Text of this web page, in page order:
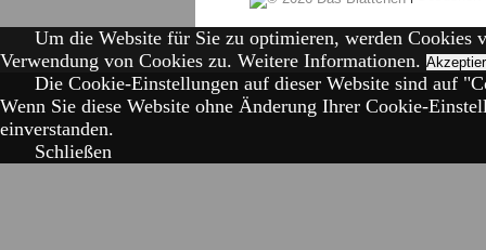
Um die Website für Sie zu optimieren, werden Cookies
Verwendung von Cookies zu. Weitere Informationen.
Die Cookie-Einstellungen auf dieser Website sind auf
Wenn Sie diese Website ohne Änderung Ihrer Cookie-
einverstanden.
Schließen